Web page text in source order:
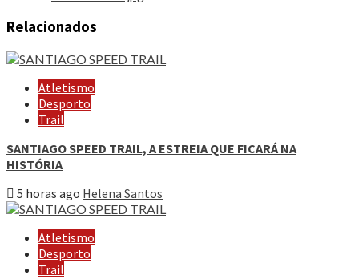
Relacionados
Atletismo
Desporto
Trail
SANTIAGO SPEED TRAIL, A ESTREIA QUE FICARÁ NA
HISTÓRIA
5 horas ago Helena Santos
Atletismo
Desporto
Trail